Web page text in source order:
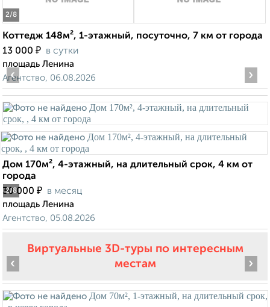
2/8
Коттедж 148м², 1-этажный, посуточно, 7 км от города
13 000 ₽ в сутки
площадь Ленина
Агентство, 06.08.2026
2/8
‹ ›
Дом 170м², 4-этажный, на длительный срок, 4 км от
города
30 000 ₽ в месяц
площадь Ленина
Агентство, 05.08.2026
Виртуальные 3D-туры по интересным
местам
‹ ›